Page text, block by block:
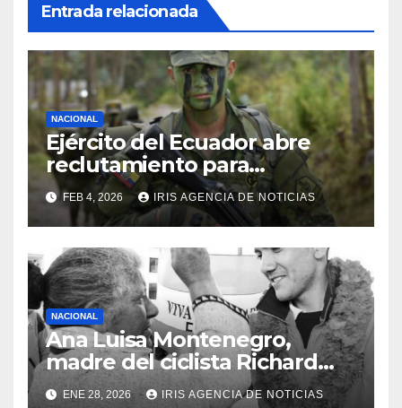
Entrada relacionada
NACIONAL
Ejército del Ecuador abre
reclutamiento para
bachilleres a partir de este
viernes 6 de febrero
FEB 4, 2026 IRIS AGENCIA DE NOTICIAS
NACIONAL
Ana Luisa Montenegro,
madre del ciclista Richard
Carapaz falleció en Tulcán, a
ENE 28, 2026 IRIS AGENCIA DE NOTICIAS